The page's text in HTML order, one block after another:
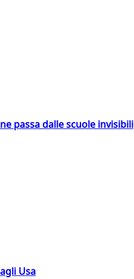
passa dalle scuole invisibili
Usa